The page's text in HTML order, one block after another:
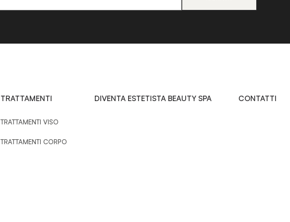
TRATTAMENTI
TRATTAMENTI VISO
TRATTAMENTI CORPO
DIVENTA ESTETISTA BEAUTY SPA CONTATTI